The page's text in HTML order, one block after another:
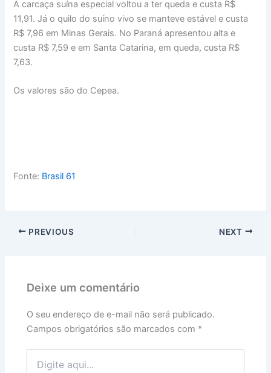
A carcaça suína especial voltou a ter queda e custa R$
11,91. Já o quilo do suíno vivo se manteve estável e custa
R$ 7,96 em Minas Gerais. No Paraná apresentou alta e
custa R$ 7,59 e em Santa Catarina, em queda, custa R$
7,63.
Os valores são do Cepea.
Fonte: Brasil 61
PREVIOUS NEXT
Deixe um comentário
O seu endereço de e-mail não será publicado.
Campos obrigatórios são marcados com *
aqui...